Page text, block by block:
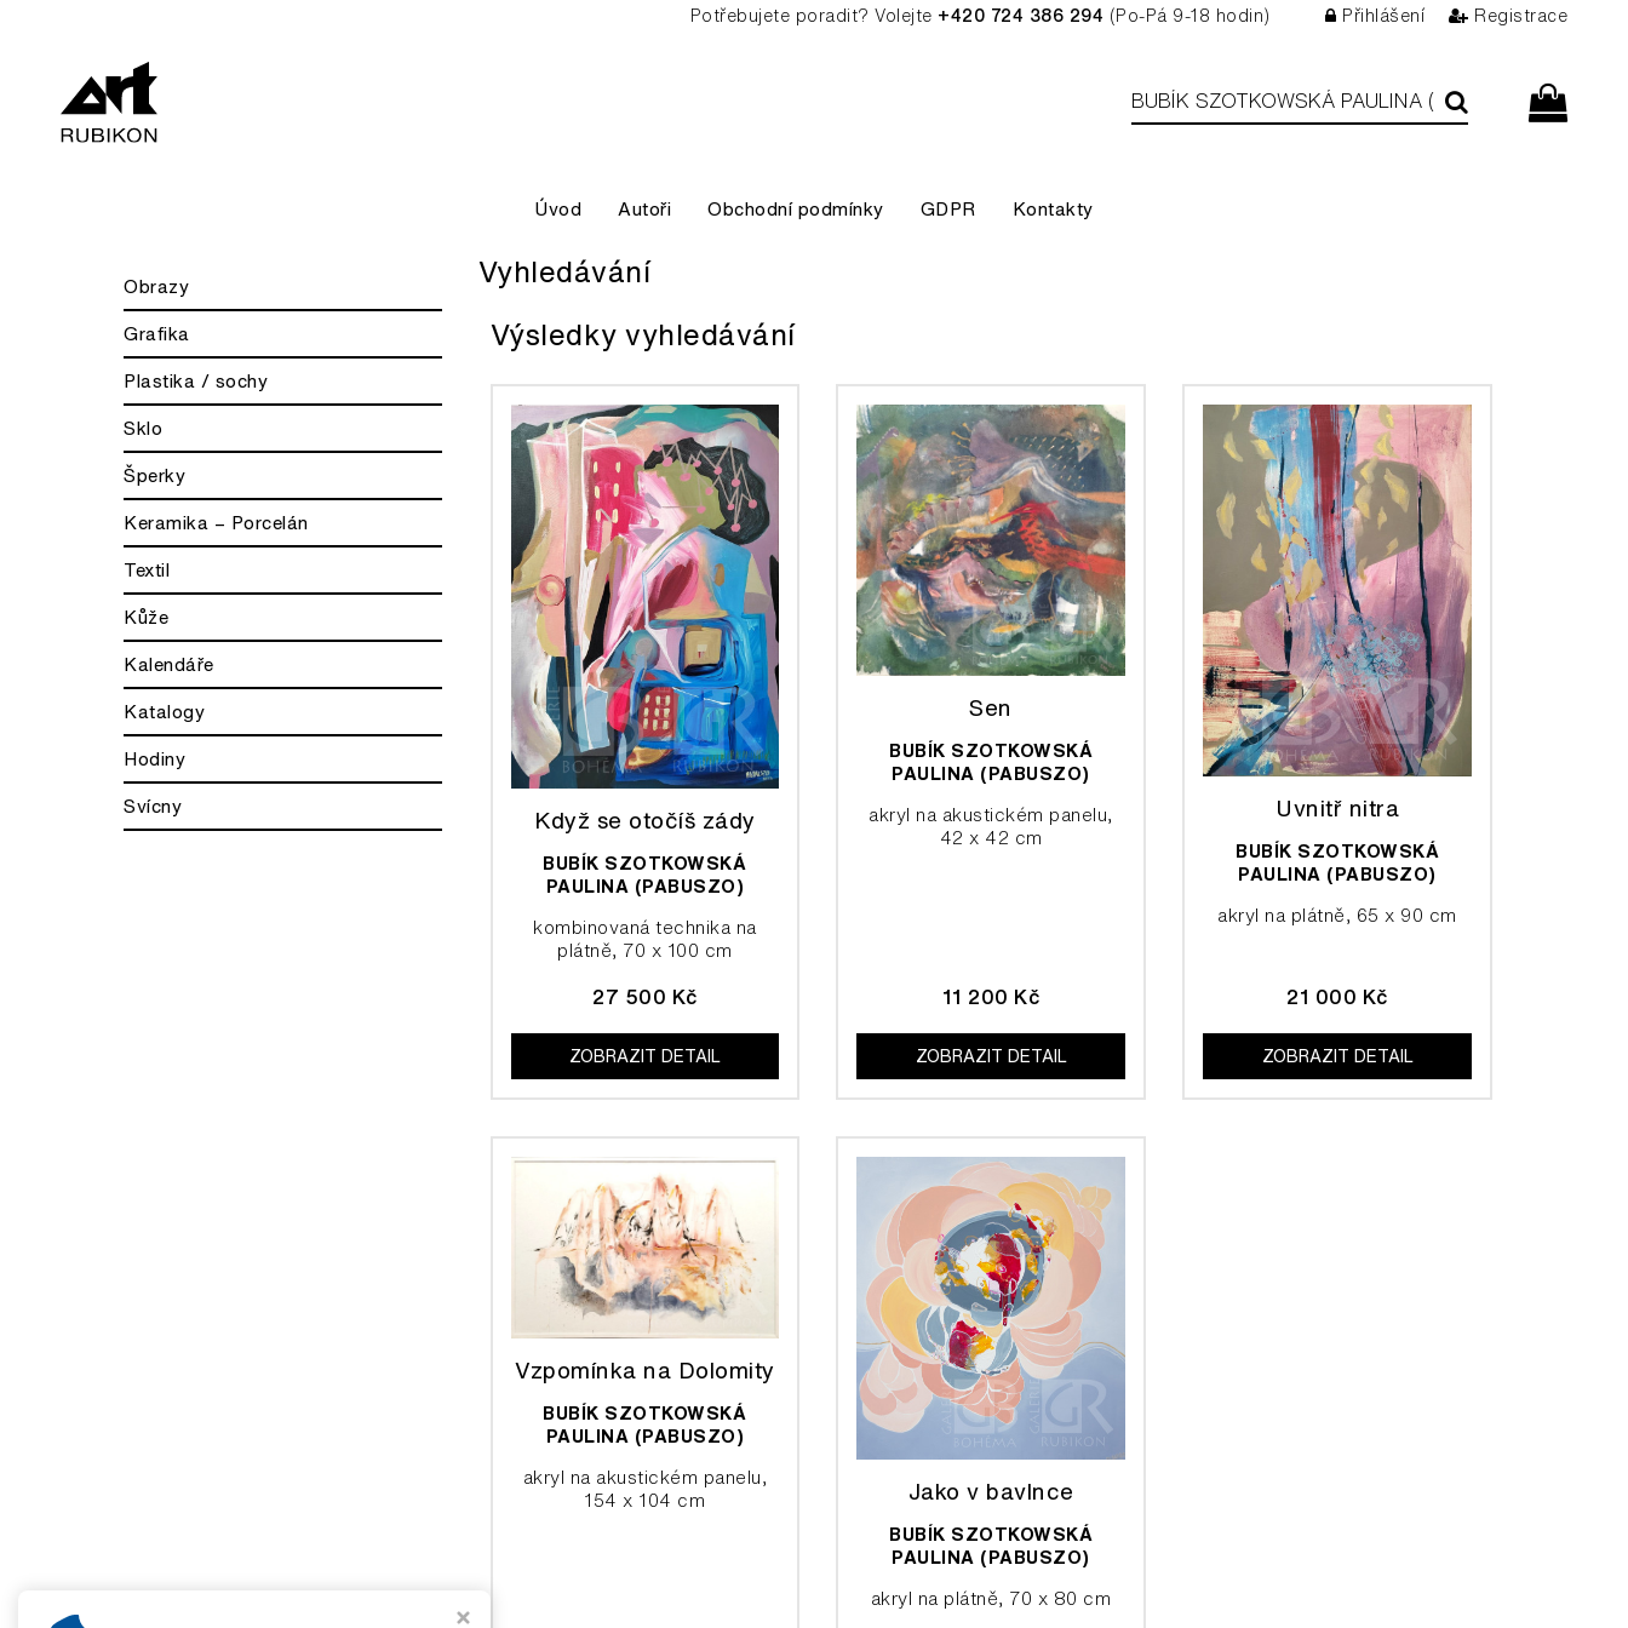
Potřebujete poradit? Volejte +420 724 386 294 (Po-Pá 9-18 hodin) Přihlášení Registrace
Úvod Autoři Obchodní podmínky GDPR Kontakty
Obrazy
Grafika
Plastika / sochy
Sklo
Šperky
Keramika – Porcelán
Textil
Kůže
Kalendáře
Katalogy
Hodiny
Svícny
Vyhledávání
Výsledky vyhledávání
Když se otočíš zády
BUBÍK SZOTKOWSKÁ
PAULINA (PABUSZO)
kombinovaná technika na
plátně, 70 x 100 cm
27 500 Kč
ZOBRAZIT DETAIL
Sen
BUBÍK SZOTKOWSKÁ
PAULINA (PABUSZO)
akryl na akustickém panelu,
42 x 42 cm
11 200 Kč
ZOBRAZIT DETAIL
Uvnitř nitra
BUBÍK SZOTKOWSKÁ
PAULINA (PABUSZO)
akryl na plátně, 65 x 90 cm
21 000 Kč
ZOBRAZIT DETAIL
Vzpomínka na Dolomity
BUBÍK SZOTKOWSKÁ
PAULINA (PABUSZO)
akryl na akustickém panelu,
154 x 104 cm
Jako v bavlnce
BUBÍK SZOTKOWSKÁ
PAULINA (PABUSZO)
akryl na plátně, 70 x 80 cm